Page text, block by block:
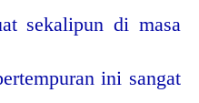
sekalipun di masa
ini sangat